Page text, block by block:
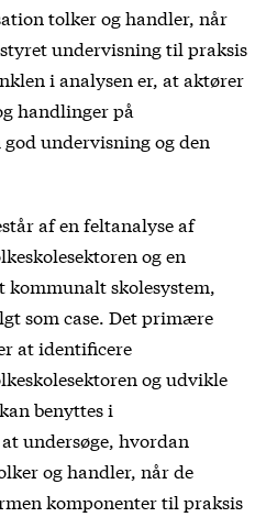
tolker og handler, når
undervisning til praksis
i analysen er, at aktører
handlinger på
undervisning og den
af en feltanalyse af
og en
skolesystem,
som case. Det primære
at identificere
og udvikle
benyttes i
undersøge, hvordan
og handler, når de
komponenter til praksis